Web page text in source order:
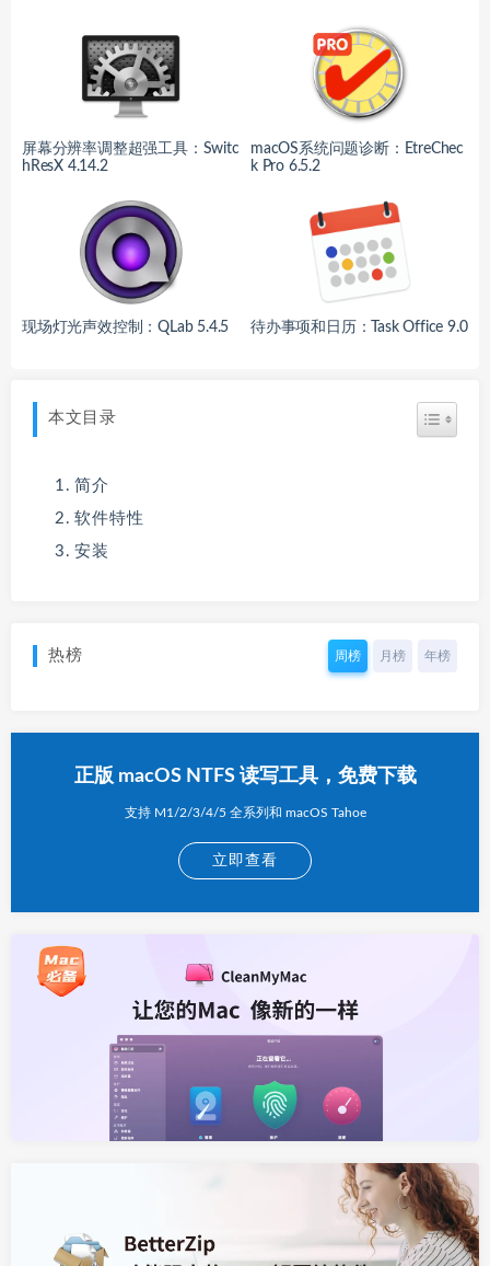
屏幕分辨率调整超强工具：Switc
hResX 4.14.2
macOS系统问题诊断：EtreChec
k Pro 6.5.2
现场灯光声效控制：QLab 5.4.5 待办事项和日历：Task Office 9.0
本文目录
简介
软件特性
安装
热榜 周榜 月榜 年榜
正版 macOS NTFS 读写工具，免费下载
支持 M1/2/3/4/5 全系列和 macOS Tahoe
立即查看